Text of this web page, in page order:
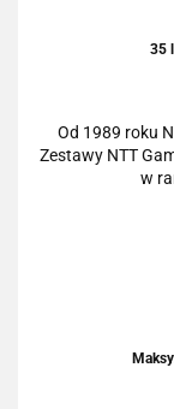
35
Od 1989 roku
Zestawy NTT
w